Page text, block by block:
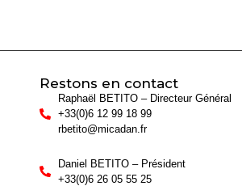
Restons en contact
Raphaël BETITO – Directeur Général
+33(0)6 12 99 18 99
rbetito@micadan.fr
Daniel BETITO – Président
+33(0)6 26 05 55 25